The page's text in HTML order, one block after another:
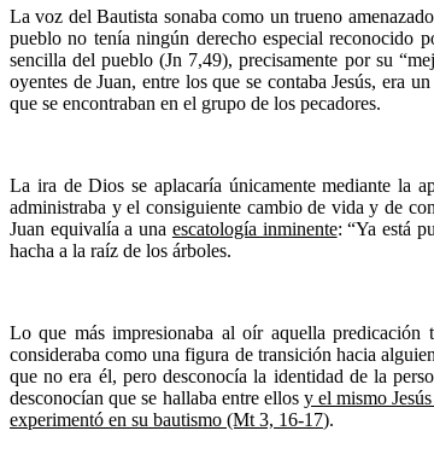
La voz del Bautista sonaba como un trueno
pueblo no tenía ningún derecho especial reconocido
sencilla del pueblo (Jn 7,49), precisamente por su
oyentes de Juan, entre los que se contaba Jesús, era
que se encontraban en el grupo de los pecadores.
La ira de Dios se aplacaría únicamente mediante la
administraba y el consiguiente cambio de vida y de
Juan equivalía a una escatología inminente: “Ya está
hacha a la raíz de los árboles.
Lo que más impresionaba al oír aquella predicación
consideraba como una figura de transición hacia
que no era él, pero desconocía la identidad de la
desconocían que se hallaba entre ellos y el mismo
experimentó en su bautismo (Mt 3, 16-17).